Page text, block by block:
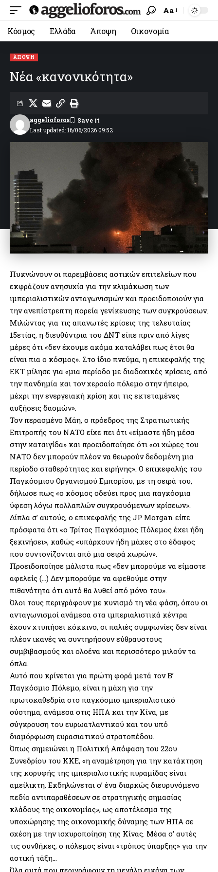
Aa
Κόσμος Ελλάδα Άποψη Οικονομία
ΆΠΟΨΗ
Νέα «κανονικότητα»
Last updated: 16/06/2026 09:52
aggelioforos
Πυκνώνουν οι παρεμβάσεις αστικών επιτελείων που
εκφράζουν ανησυχία για την κλιμάκωση των
ιμπεριαλιστικών ανταγωνισμών και προειδοποιούν για
την ανεπίστρεπτη πορεία γενίκευσης των συγκρούσεων.
Μιλώντας για τις απανωτές κρίσεις της τελευταίας
15ετίας, η διευθύντρια του ΔΝΤ είπε πριν από λίγες
μέρες ότι «δεν έχουμε ακόμα καταλάβει πως έτσι θα
είναι πια ο κόσμος». Στο ίδιο πνεύμα, η επικεφαλής της
ΕΚΤ μίλησε για «μια περίοδο με διαδοχικές κρίσεις, από
την πανδημία και τον χερσαίο πόλεμο στην ήπειρο,
μέχρι την ενεργειακή κρίση και τις εκτεταμένες
αυξήσεις δασμών».
Τον περασμένο Μάη, ο πρόεδρος της Στρατιωτικής
Επιτροπής του ΝΑΤΟ είχε πει ότι «είμαστε ήδη μέσα
στην καταιγίδα» και προειδοποίησε ότι «οι χώρες του
ΝΑΤΟ δεν μπορούν πλέον να θεωρούν δεδομένη μια
περίοδο σταθερότητας και ειρήνης». Ο επικεφαλής του
Παγκόσμιου Οργανισμού Εμπορίου, με τη σειρά του,
δήλωσε πως «ο κόσμος οδεύει προς μια παγκόσμια
ύφεση λόγω πολλαπλών συγκρουόμενων κρίσεων».
Δίπλα σ’ αυτούς, ο επικεφαλής της JP Morgan είπε
πρόσφατα ότι «ο Τρίτος Παγκόσμιος Πόλεμος έχει ήδη
ξεκινήσει», καθώς «υπάρχουν ήδη μάχες στο έδαφος
που συντονίζονται από μια σειρά χωρών».
Προειδοποίησε μάλιστα πως «δεν μπορούμε να είμαστε
αφελείς (…) Δεν μπορούμε να αφεθούμε στην
πιθανότητα ότι αυτό θα λυθεί από μόνο του».
Όλοι τους περιγράφουν με κυνισμό τη νέα φάση, όπου οι
ανταγωνισμοί ανάμεσα στα ιμπεριαλιστικά κέντρα
έχουν χτυπήσει κόκκινο, οι παλιές συμφωνίες δεν είναι
πλέον ικανές να συντηρήσουν εύθραυστους
συμβιβασμούς και ολοένα και περισσότερο μιλούν τα
όπλα.
Αυτό που κρίνεται για πρώτη φορά μετά τον Β’
Παγκόσμιο Πόλεμο, είναι η μάχη για την
πρωτοκαθεδρία στο παγκόσμιο ιμπεριαλιστικό
σύστημα, ανάμεσα στις ΗΠΑ και την Κίνα, με
σύγκρουση του ευρωατλαντικού και του υπό
διαμόρφωση ευρασιατικού στρατοπέδου.
Όπως σημειώνει η Πολιτική Απόφαση του 22ου
Συνεδρίου του ΚΚΕ, «η αναμέτρηση για την κατάκτηση
της κορυφής της ιμπεριαλιστικής πυραμίδας είναι
αμείλικτη. Εκδηλώνεται σ’ ένα διαρκώς διευρυνόμενο
πεδίο αντιπαραθέσεων σε στρατηγικής σημασίας
κλάδους της οικονομίας», ως αποτέλεσμα της
υποχώρησης της οικονομικής δύναμης των ΗΠΑ σε
σχέση με την ισχυροποίηση της Κίνας. Μέσα σ’ αυτές
τις συνθήκες, ο πόλεμος είναι «τρόπος ύπαρξης» για την
αστική τάξη…